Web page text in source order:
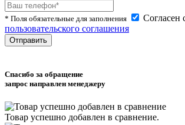
* Поля обязательные для заполнения
Согласен
пользовательского соглашения
Спасибо за обращение
запрос направлен менеджеру
Товар успешно добавлен в сравнение.